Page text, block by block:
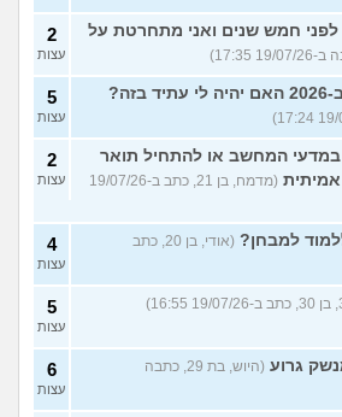
לפני חמש שנים ואני מתחרטת על
2
עצות
5
עצות
המחשב או להתחיל תואר
(מדמח, בן 21, כתב ב-19/07/26
2
עצות
למבחן?
(אודי, בן 20, כתב
4
עצות
5
עצות
גרוע
(היוש, בת 29, כתבה
6
עצות